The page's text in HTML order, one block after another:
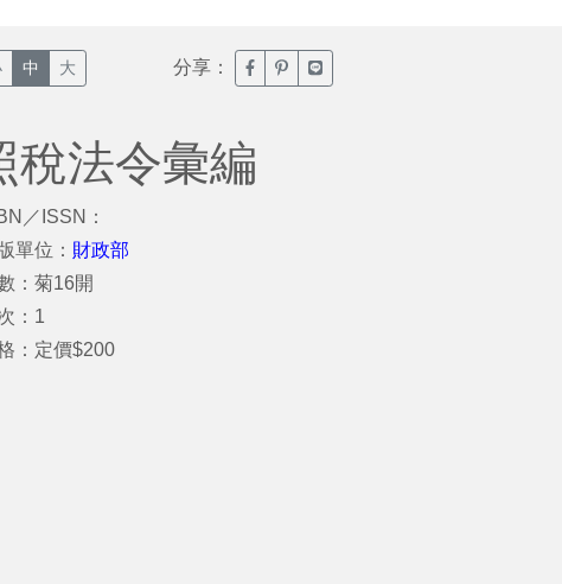
中 大 分享： 臉書分享(另開新視窗)
噗浪分享(另開新視窗)
Line分享(另開新視窗)
稅法令彙編
／ISSN：
單位： 財政部
：菊16開
：1
：定價$200